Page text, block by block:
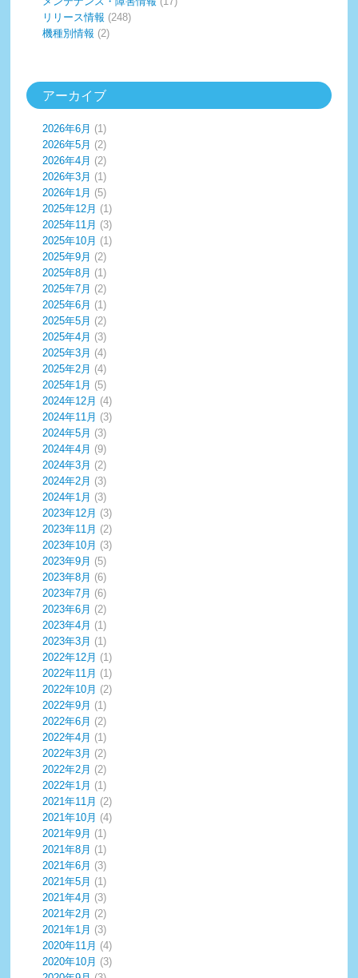
リリース情報 (248)
機種別情報 (2)
アーカイブ
2026年6月 (1)
2026年5月 (2)
2026年4月 (2)
2026年3月 (1)
2026年1月 (5)
2025年12月 (1)
2025年11月 (3)
2025年10月 (1)
2025年9月 (2)
2025年8月 (1)
2025年7月 (2)
2025年6月 (1)
2025年5月 (2)
2025年4月 (3)
2025年3月 (4)
2025年2月 (4)
2025年1月 (5)
2024年12月 (4)
2024年11月 (3)
2024年5月 (3)
2024年4月 (9)
2024年3月 (2)
2024年2月 (3)
2024年1月 (3)
2023年12月 (3)
2023年11月 (2)
2023年10月 (3)
2023年9月 (5)
2023年8月 (6)
2023年7月 (6)
2023年6月 (2)
2023年4月 (1)
2023年3月 (1)
2022年12月 (1)
2022年11月 (1)
2022年10月 (2)
2022年9月 (1)
2022年6月 (2)
2022年4月 (1)
2022年3月 (2)
2022年2月 (2)
2022年1月 (1)
2021年11月 (2)
2021年10月 (4)
2021年9月 (1)
2021年8月 (1)
2021年6月 (3)
2021年5月 (1)
2021年4月 (3)
2021年2月 (2)
2021年1月 (3)
2020年11月 (4)
2020年10月 (3)